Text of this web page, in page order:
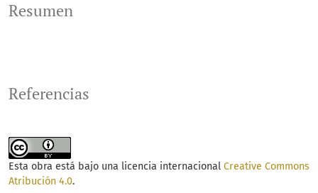
Resumen
Referencias
Esta obra está bajo una licencia internacional Creative Commons
Atribución 4.0.